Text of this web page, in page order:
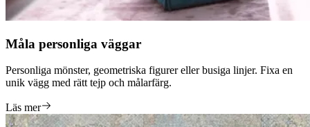
Måla personliga väggar
Personliga mönster, geometriska figurer eller busiga linjer. Fixa en
unik vägg med rätt tejp och målarfärg.
Läs mer